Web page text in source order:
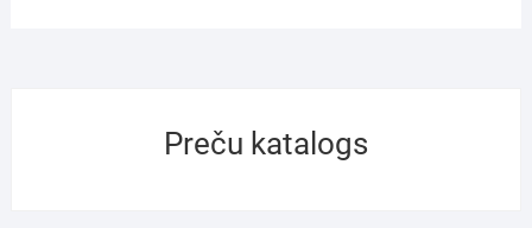
Preču katalogs